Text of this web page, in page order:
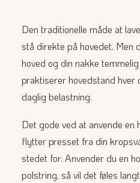
Den traditionelle måde at
stå direkte på hovedet. Men
hoved og din nakke
praktiserer hovedstand hver
daglig belastning.
Det gode ved at anvende en
flytter presset fra din
stedet for. Anvender du en
polstring, så vil det føles